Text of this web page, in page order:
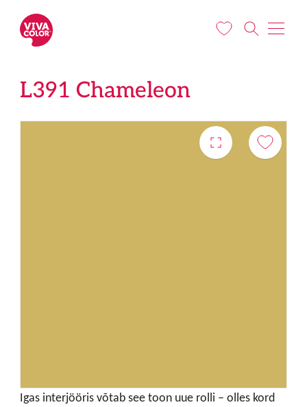
L391 Chameleon
Igas interjööris võtab see toon uue rolli – olles kord